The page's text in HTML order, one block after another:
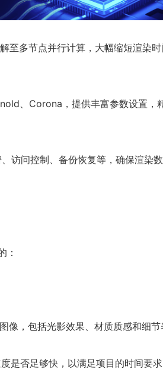
至多节点并行计算，大幅缩短渲染
、Corona，提供丰富参数设置，
访问控制、备份恢复等，确保渲染
：
像，包括光影效果、材质质感和细节
是否足够快，以满足项目的时间要求